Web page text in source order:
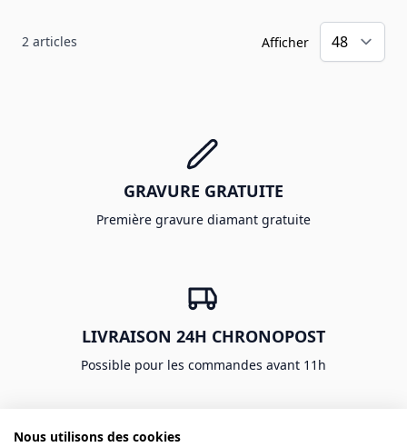
2 articles Afficher
GRAVURE GRATUITE
Première gravure diamant gratuite
LIVRAISON 24H CHRONOPOST
Possible pour les commandes avant 11h
Nous utilisons des cookies